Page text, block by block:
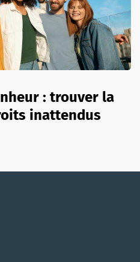
: trouver la
inattendus